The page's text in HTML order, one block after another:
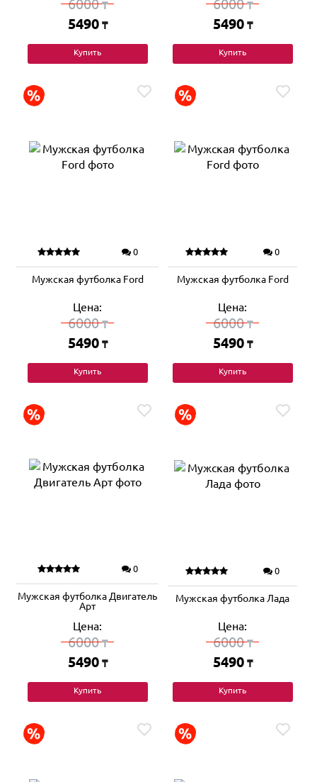
6000₸
5490 ₸
Купить
6000₸
5490 ₸
Купить
0
Мужская футболка Ford
Цена:
6000₸
5490 ₸
Купить
0
Мужская футболка Ford
Цена:
6000₸
5490 ₸
Купить
0
Мужская футболка Двигатель
Арт
Цена:
6000₸
5490 ₸
Купить
0
Мужская футболка Лада
Цена:
6000₸
5490 ₸
Купить